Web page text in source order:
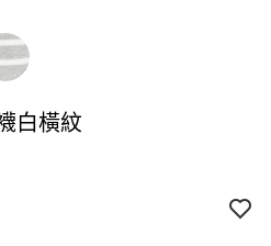
白橫紋